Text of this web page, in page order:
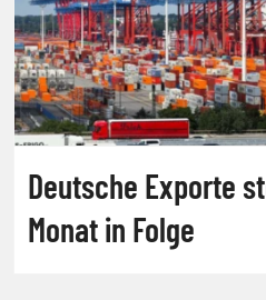
Deutsche Exporte
Monat in Folge